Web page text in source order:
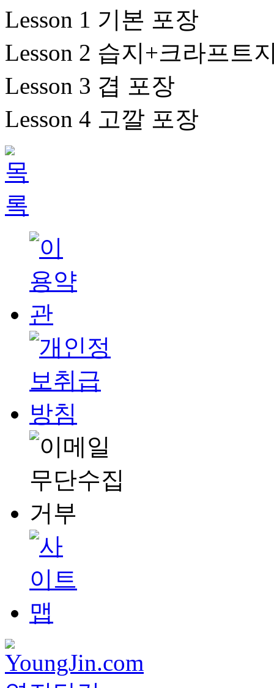
Lesson 1 기본 포장
Lesson 2 습지+크라프트
Lesson 3 겹 포장
Lesson 4 고깔 포장